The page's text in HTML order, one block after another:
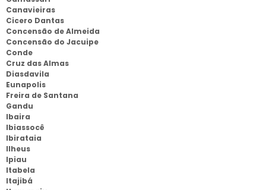
Canavieiras
Cicero Dantas
Concensão de Almeida
Concensão do Jacuipe
Conde
Cruz das Almas
Diasdavila
Eunapolis
Freira de Santana
Gandu
Ibaira
Ibiassocê
Ibirataia
Ilheus
Ipiau
Itabela
Itajibá